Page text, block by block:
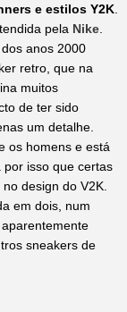
e estilos Y2K.
pela Nike.
anos 2000
retro, que na
muitos
de ter sido
um detalhe.
os homens e está
por isso que certas
design do V2K.
em dois, num
sneakers de